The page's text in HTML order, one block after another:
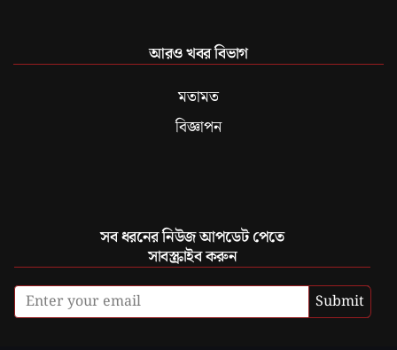
আরও খবর বিভাগ
মতামত
বিজ্ঞাপন
সব ধরনের নিউজ আপডেট পেতে
সাবস্ক্রাইব করুন
Submit